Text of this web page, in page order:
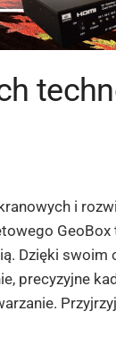
i
Dzięki
precyzyjne